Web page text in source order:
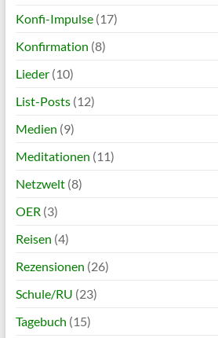
Konfi-Impulse(17)
Konfirmation (8)
Lieder(10)
List-Posts(12)
Medien (9)
Meditationen (11)
Netzwelt(8)
OER (3)
Reisen (4)
Rezensionen (26)
Schule/RU (23)
Tagebuch (15)